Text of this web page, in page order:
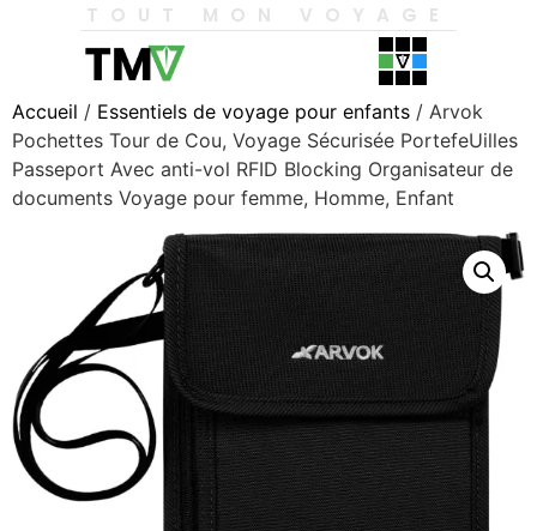
TOUT MON VOYAGE
Accueil / Essentiels de voyage pour enfants / Arvok
Pochettes Tour de Cou, Voyage Sécurisée PortefeUilles
Passeport Avec anti-vol RFID Blocking Organisateur de
documents Voyage pour femme, Homme, Enfant